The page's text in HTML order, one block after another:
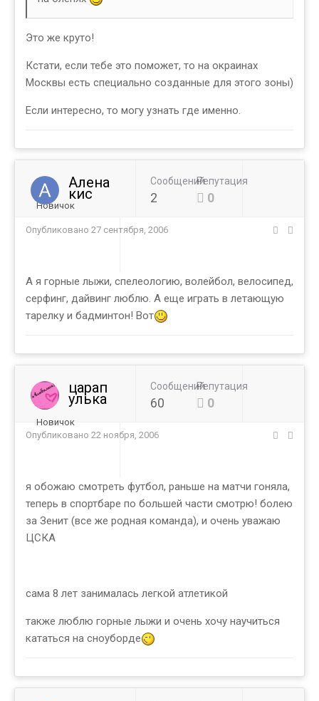
Это же круто!
Кстати, если тебе это поможет, то на окраинах
Москвы есть специально созданные для этого зоны)
Если интересно, то могу узнать где именно.
Алена
кис
Новичок
Сообщений
2
Репутация
0
Опубликовано 27 сентября, 2006
А я горные лыжи, спелеологию, волейбол, велосипед,
серфинг, дайвинг люблю. А еще играть в летающую
тарелку и бадминтон! Вот
царап
улька
Новичок
Сообщений
60
Репутация
0
Опубликовано 22 ноября, 2006
я обожаю смотреть футбол, раньше на матчи гоняла,
теперь в спортбаре по большей части смотрю! болею
за Зенит (все же родная команда), и очень уважаю
ЦСКА
сама 8 лет занималась легкой атлетикой
также люблю горные лыжи и очень хочу научиться
кататься на сноуборде